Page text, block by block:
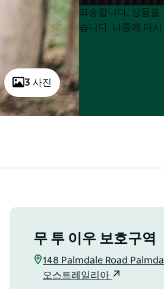
3 사진
Product
List
Product
List
죄송합니다. 상품을
습니다. 나중에 다
무 투 이우 보호구역
148 Palmdale Road
오스트레일리아